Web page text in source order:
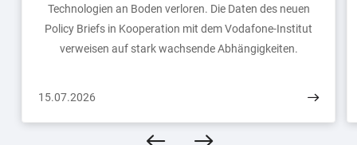
Technologien an Boden verloren. Die Daten des neuen
Policy Briefs in Kooperation mit dem Vodafone-Institut
verweisen auf stark wachsende Abhängigkeiten.
15.07.2026